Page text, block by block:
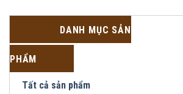
DANH MỤC SẢN
PHẨM
Tất cả sản phẩm